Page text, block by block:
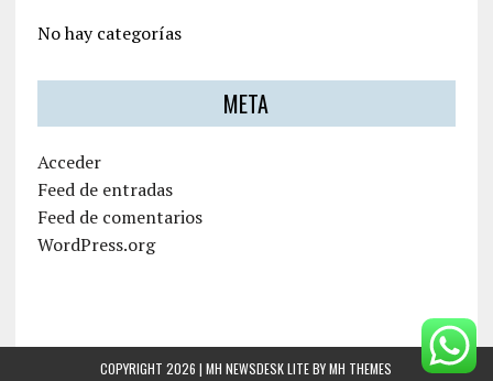
No hay categorías
META
Acceder
Feed de entradas
Feed de comentarios
WordPress.org
COPYRIGHT 2026 | MH NEWSDESK LITE BYMH THEMES